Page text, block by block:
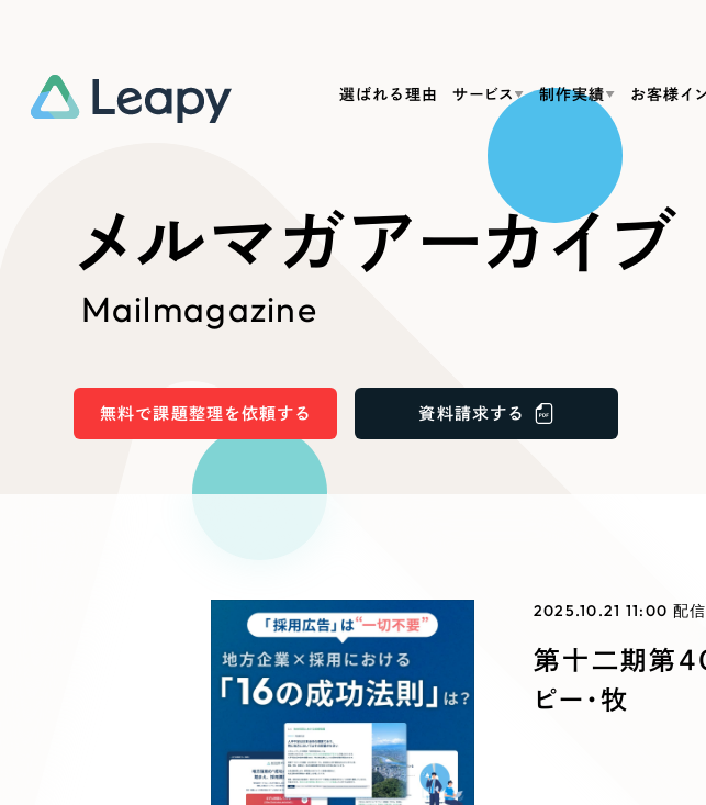
選ばれる理由 サービス
Service
サービス紹介
一過性の広告に頼らず、
Webサイト制作
ECサイト制作
? よくある質問
制作実績
Works
制作実績
全国1,400社以上の支援実績の中か
ブックマークしたサイト
コーポ
キャン
お客様イ
Company
会社概要
可能性をひらくデザインで
Useful
お役立ち情報
リーピーによるお役立ち情報をご紹介し
リーピ
Webデザ
代表川口
メール
過去に配
メルマガアーカイブ
Mailmagazine
無料で課題整理を依頼する 資料請求する
2025.10.21 11:00 配信
第十二期第
ピー・牧